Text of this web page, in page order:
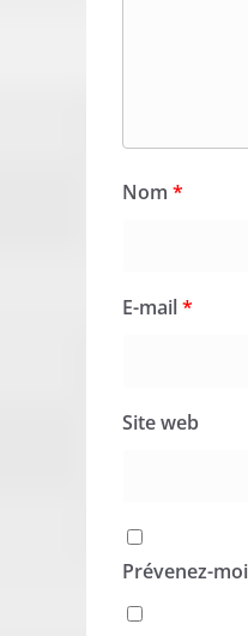
Nom *
E-mail*
Site web
Prévenez-